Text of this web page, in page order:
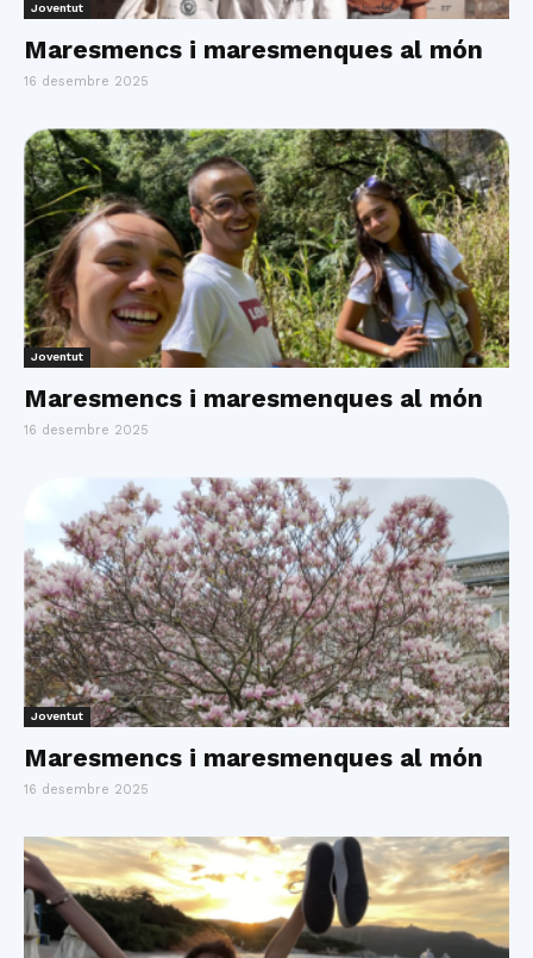
Joventut
Maresmencs i maresmenques al món
16 desembre 2025
Joventut
Maresmencs i maresmenques al món
16 desembre 2025
Joventut
Maresmencs i maresmenques al món
16 desembre 2025